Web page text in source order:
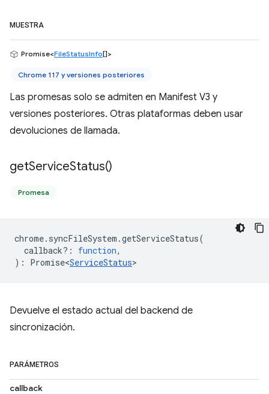
MUESTRA
Promise<FileStatusInfo[]>
Chrome 117 y versiones posteriores
Las promesas solo se admiten en Manifest V3 y
versiones posteriores. Otras plataformas deben usar
devoluciones de llamada.
getServiceStatus()
Promesa
chrome. syncFileSystem .getServiceStatus(
callback? : function,
) : Promise<ServiceStatus>
Devuelve el estado actual del backend de
sincronización.
PARÁMETROS
callback